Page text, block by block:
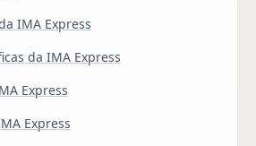
IMA Express
da IMA Express
Express
Express